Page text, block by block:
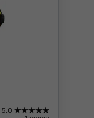
5,0